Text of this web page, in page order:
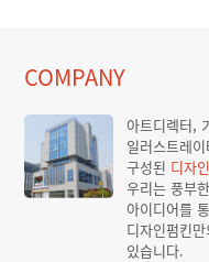
COMPANY
아트디렉터,
일러스트레
구성된 디자
우리는 풍부
아이디어를
디자인펌킨
있습니다.